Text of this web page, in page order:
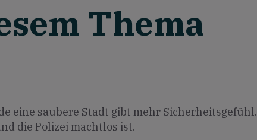
Thema
eine saubere Stadt gibt mehr Sicherheitsgefühl.
die Polizei machtlos ist.